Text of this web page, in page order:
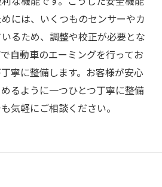
には、いくつものセンサーやカ
るため、調整や校正が必要とな
自動車のエーミングを行ってお
寧に整備します。お客様が安心
るように一つひとつ丁寧に整備
気軽にご相談ください。